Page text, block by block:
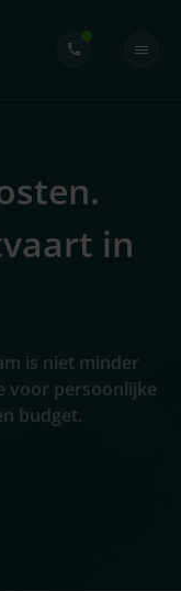
in
is niet minder
voor persoonlijke
budget.